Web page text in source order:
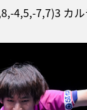
4,5,-7,7)3 カル